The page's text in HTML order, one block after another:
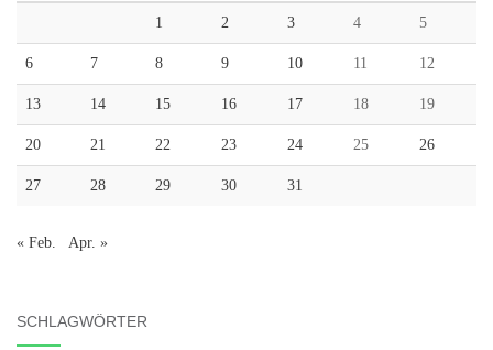
1 2 3 4 5
6 7 8 9 10 11 12
13 14 15 16 17 18 19
20 21 22 23 24 25 26
27 28 29 30 31
« Feb. Apr. »
SCHLAGWÖRTER